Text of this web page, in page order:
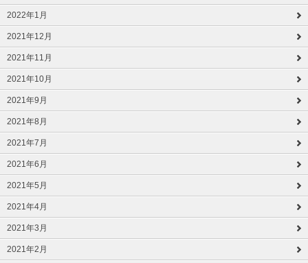
2022年1月
2021年12月
2021年11月
2021年10月
2021年9月
2021年8月
2021年7月
2021年6月
2021年5月
2021年4月
2021年3月
2021年2月